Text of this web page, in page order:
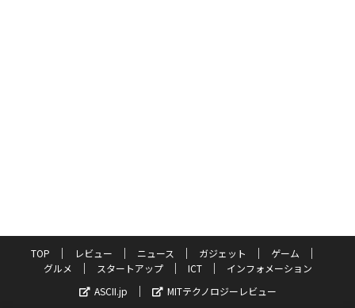
TOP レビュー ニュース ガジェット
ゲーム
グルメ
スタートアップ ICT
インフォメーション
ASCII.jp
MITテクノロジーレビュー